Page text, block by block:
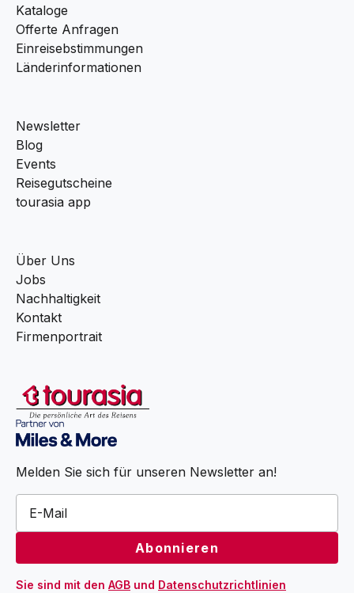
Kataloge
Offerte Anfragen
Einreisebstimmungen
Länderinformationen
Newsletter
Blog
Events
Reisegutscheine
tourasia app
Über Uns
Jobs
Nachhaltigkeit
Kontakt
Firmenportrait
Melden Sie sich für unseren Newsletter an!
Sie sind mit den AGB und Datenschutzrichtlinien